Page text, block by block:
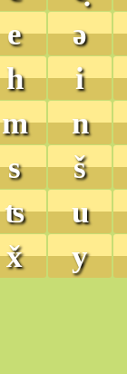
e ə
h i
m n
s š
ʦ u
x̌ y